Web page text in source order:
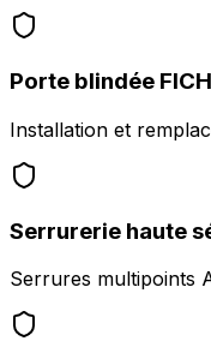
Porte blindée
Installation et
Serrurerie haute
Serrures multipoints